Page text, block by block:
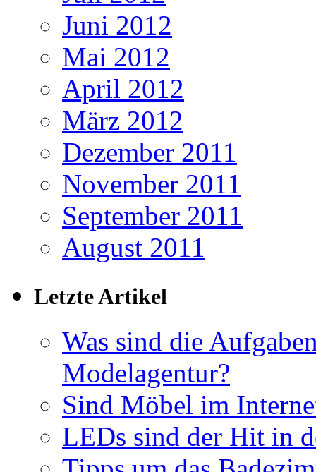
Juni 2012
Mai 2012
April 2012
März 2012
Dezember 2011
November 2011
September 2011
August 2011
Letzte Artikel
Was sind die
Modelagentur?
Sind Möbel im
LEDs sind der Hit in